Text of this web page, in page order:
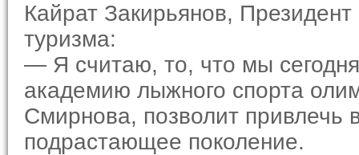
Кайрат Закирьянов,
туризма:
— Я считаю, то, что мы
академию лыжного спорта
Смирнова, позволит привлечь
подрастающее поколение.